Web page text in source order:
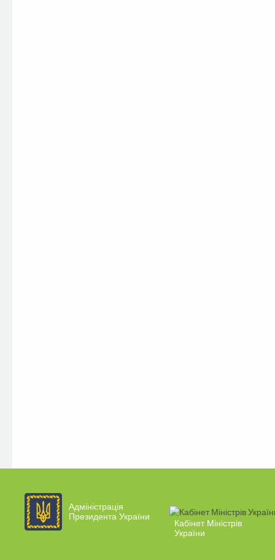
Адміністрація
Президента України
Кабінет Міністрів
України